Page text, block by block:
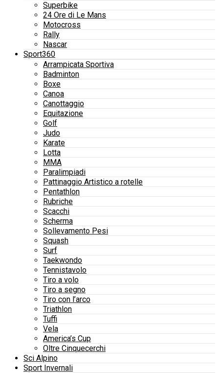
Superbike
24 Ore di Le Mans
Motocross
Rally
Nascar
Sport360
Arrampicata Sportiva
Badminton
Boxe
Canoa
Canottaggio
Equitazione
Golf
Judo
Karate
Lotta
MMA
Paralimpiadi
Pattinaggio Artistico a rotelle
Pentathlon
Rubriche
Scacchi
Scherma
Sollevamento Pesi
Squash
Surf
Taekwondo
Tennistavolo
Tiro a volo
Tiro a segno
Tiro con l’arco
Triathlon
Tuffi
Vela
America’s Cup
Oltre Cinquecerchi
Sci Alpino
Sport Invernali